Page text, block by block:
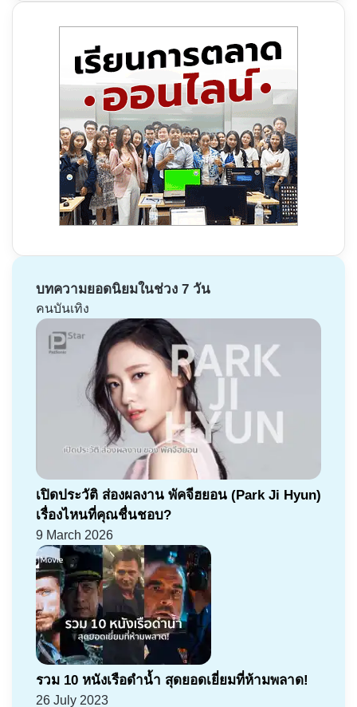
บทความยอดนิยมในช่วง 7 วัน
คนบันเทิง
เปิดประวัติ ส่องผลงาน พัคจีฮยอน (Park Ji Hyun)
เรื่องไหนที่คุณชื่นชอบ?
9 March 2026
รวม 10 หนังเรือดำน้ำ สุดยอดเยี่ยมที่ห้ามพลาด!
26 July 2023